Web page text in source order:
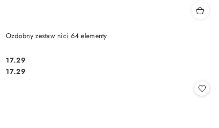
Ozdobny zestaw nici 64 elementy
Cena:
17.29
Cena:
17.29